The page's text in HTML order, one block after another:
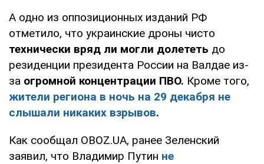
А одно из оппозиционных изданий РФ
отметило, что украинские дроны чисто
технически вряд ли могли долететь до
резиденции президента России на Валдае из-
за огромной концентрации ПВО. Кроме того,
жители региона в ночь на 29 декабря не
слышали никаких взрывов.
Как сообщал OBOZ.UA, ранее Зеленский
заявил, что Владимир Путин не